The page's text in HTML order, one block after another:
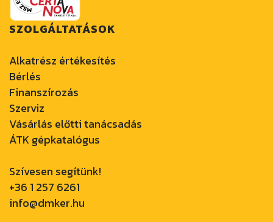
SZOLGÁLTATÁSOK
Alkatrész értékesítés
Bérlés
Finanszírozás
Szerviz
Vásárlás előtti tanácsadás
ÁTK gépkatalógus
Szívesen segítünk!
+36 1 257 6261
info@dmker.hu